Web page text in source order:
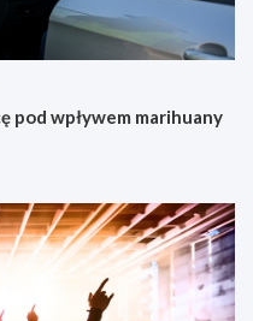
pod wpływem marihuany